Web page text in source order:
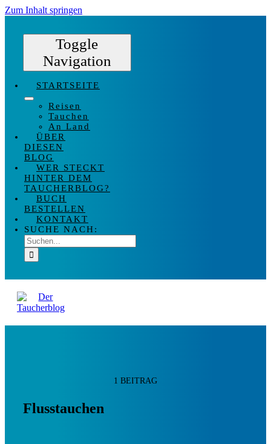
Zum Inhalt springen
Toggle
Navigation
STARTSEITE
Reisen
Tauchen
An Land
ÜBER
DIESEN
BLOG
WER STECKT
HINTER DEM
TAUCHERBLOG?
BUCH
BESTELLEN
KONTAKT
SUCHE NACH:
1 BEITRAG
Flusstauchen